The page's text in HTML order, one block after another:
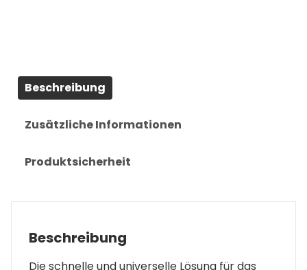
Beschreibung
Zusätzliche Informationen
Produktsicherheit
Beschreibung
Die schnelle und universelle Lösung für das